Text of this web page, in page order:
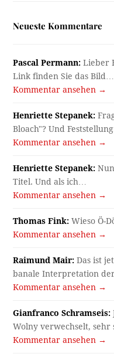
Neueste Kommentare
Pascal Permann: Lieber
Link finden Sie das Bild…
Kommentar ansehen →
Henriette Stepanek:
Bloach"? Und
Kommentar ansehen →
Henriette Stepanek:
Titel. Und als ich…
Kommentar ansehen →
Thomas Fink: Wieso Ö-
Kommentar ansehen →
Raimund Mair: Das ist
banale Interpretation
Kommentar ansehen →
Gianfranco Schramseis:
Wolny verwechselt, sehr
Kommentar ansehen →